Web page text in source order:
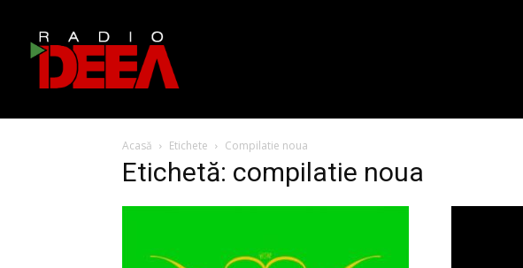
Acasă Etichete Compilatie noua
Etichetă: compilatie noua